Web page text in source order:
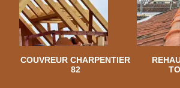
COUVREUR CHARPENTIER
82